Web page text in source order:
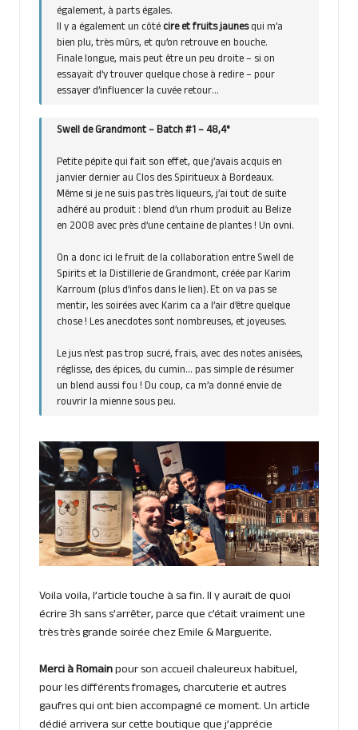
également, à parts égales.
Il y a également un côtécire et fruits jaunesqui m’a
bien plu, très mûrs, et qu’on retrouve en bouche.
Finale longue, mais peut être un peu droite – si on
essayait d’y trouver quelque chose à redire – pour
essayer d’influencer la cuvée retour…
Swell de Grandmont – Batch #1 – 48,4°
Petite pépite qui fait son effet, que j’avais acquis en
janvier dernier au Clos des Spiritueux à Bordeaux.
Même si je ne suis pas très liqueurs, j’ai tout de suite
adhéré au produit : blend d’un rhum produit au Belize
en 2008 avec près d’une centaine de plantes ! Un ovni.
On a donc ici le fruit de la collaboration entre Swell de
Spirits et la Distillerie de Grandmont, créée parKarim
Karroum (plus d’infos dans le lien). Et on va pas se
mentir, les soirées avec Karim ca a l’air d’être quelque
chose ! Les anecdotes sont nombreuses, et joyeuses.
Le jus n’est pas trop sucré, frais, avec des notes anisées,
réglisse, des épices, du cumin… pas simple de résumer
un blend aussi fou ! Du coup, ca m’a donné envie de
rouvrir la mienne sous peu.
Voila voila, l’article touche à sa fin. Il y aurait de quoi
écrire 3h sans s’arrêter, parce que c’était vraiment une
très très grande soirée chez Emile & Marguerite.
Merci à Romainpour son accueil chaleureux habituel,
pour les différents fromages, charcuterie et autres
gaufres qui ont bien accompagné ce moment. Un article
dédié arrivera sur cette boutique que j’apprécie